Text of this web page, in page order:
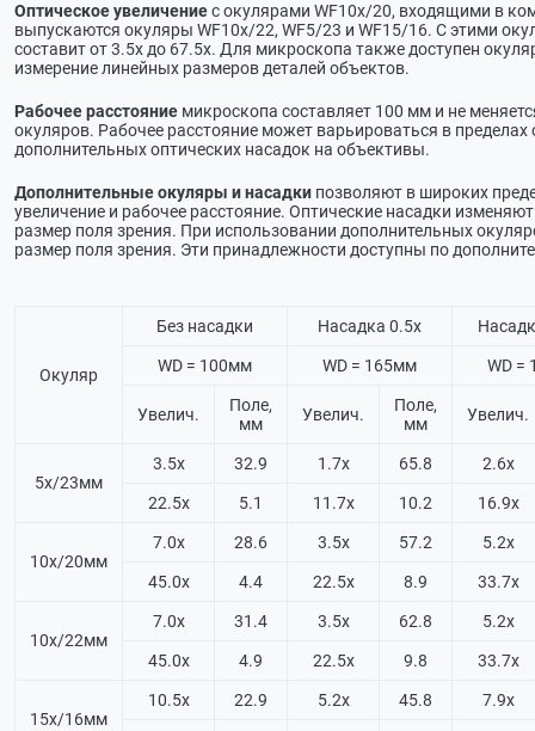
Оптическое увеличениес окулярами WF10х/20, входящими в
выпускаются окуляры WF10х/22, WF5/23 и WF15/16. С этими
составит от 3.5х до 67.5х. Для микроскопа также доступен
измерение линейных размеров деталей объектов.
Рабочее расстояние микроскопа составляет 100 мм и не
окуляров. Рабочее расстояние может варьироваться в
дополнительных оптических насадок на объективы.
Дополнительные окуляры и насадки позволяют в широких
увеличение и рабочее расстояние. Оптические насадки
размер поля зрения. При использовании дополнительных
размер поля зрения. Эти принадлежности доступны по
Окуляр
Без насадки Насадка 0.5х
WD = 100мм WD = 165мм WD =
Увелич.
Поле,
мм
Увелич.
Поле,
мм
Увелич.
5х/23мм
3.5х 32.9 1.7х 65.8 2.6х
22.5х 5.1 11.7х 10.2 16.9х
10х/20мм
7.0х 28.6 3.5х 57.2 5.2х
45.0х 4.4 22.5х 8.9 33.7х
10х/22мм
7.0х 31.4 3.5х 62.8 5.2х
45.0х 4.9 22.5х 9.8 33.7х
15х/16мм
10.5х 22.9 5.2х 45.8 7.9х